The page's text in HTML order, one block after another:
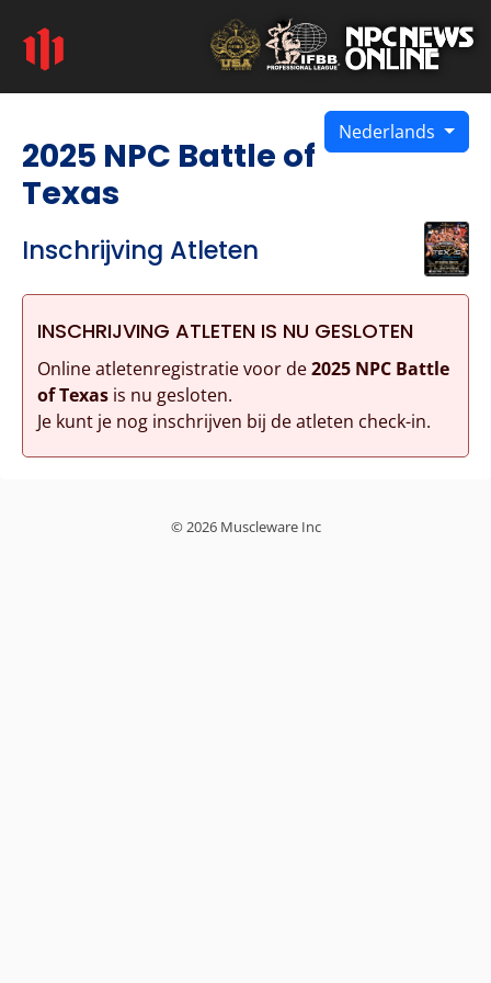
Nederlands
2025 NPC Battle of
Texas
Inschrijving Atleten
INSCHRIJVING ATLETEN IS NU GESLOTEN
Online atletenregistratie voor de2025 NPC Battle
of Texasis nu gesloten.
Je kunt je nog inschrijven bij de atleten check-in.
© 2026 Muscleware Inc